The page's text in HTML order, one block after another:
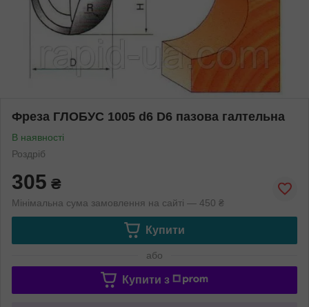
Фреза ГЛОБУС 1005 d6 D6 пазова галтельна
В наявності
Роздріб
305 ₴
Мінімальна сума замовлення на сайті — 450 ₴
Купити
або
Купити з